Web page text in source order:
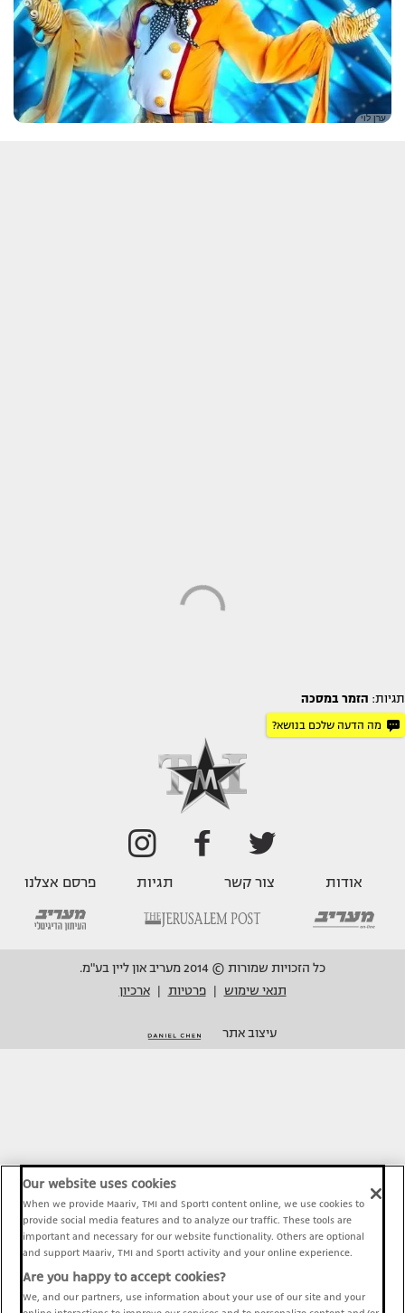
תגיות: הזמר במסכה
מה הדעה שלכם בנושא?
אודות צור קשר תגיות פרסם אצלנו
כל הזכויות שמורות © 2014 מעריב און ליין בע"מ.
תנאי שימוש
פרטיות ארכיון
עיצוב אתר
Our website uses cookies
When we provide Maariv, TMI and Sport1 content online, we use cookies to
provide social media features and to analyze our traffic. These tools are
important and necessary for our website functionality. Others are optional
and support Maariv, TMI and Sport1 activity and your online experience.
Are you happy to accept cookies?
We, and our partners, use information about your use of our site and your